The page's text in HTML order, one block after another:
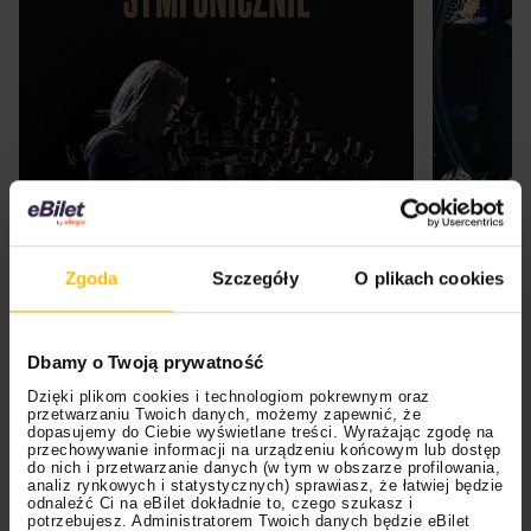
Zgoda Szczegóły O plikach cookies
Dbamy o Twoją prywatność
Dzięki plikom cookies i technologiom pokrewnym oraz
przetwarzaniu Twoich danych, możemy zapewnić, że
dopasujemy do Ciebie wyświetlane treści. Wyrażając zgodę na
przechowywanie informacji na urządzeniu końcowym lub dostęp
do nich i przetwarzanie danych (w tym w obszarze profilowania,
analiz rynkowych i statystycznych) sprawiasz, że łatwiej będzie
odnaleźć Ci na eBilet dokładnie to, czego szukasz i
potrzebujesz. Administratorem Twoich danych będzie eBilet
Kup bilet
Lemmy Kilmisterzmarł w 2015 roku, co oznaczało